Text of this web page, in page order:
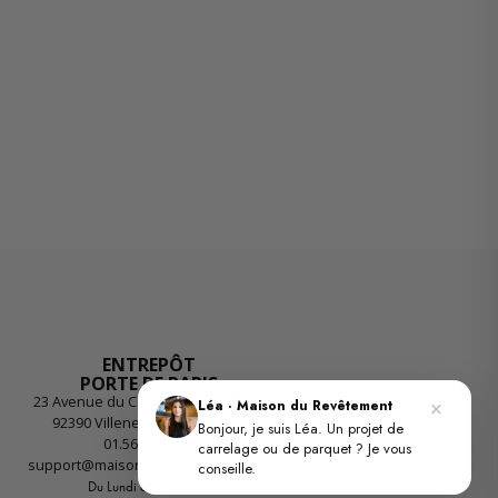
ENTREPÔT
PORTE DE PARIS
23 Avenue du Chemin des Reniers
92390 Villeneuve-la-Garenne
01.56.55.55.26
support@maisondurevetement.com
Du Lundi au Vendredi
×
Léa · Maison du Revêtement
Bonjour, je suis Léa. Un projet de
carrelage ou de parquet ? Je vous
conseille.